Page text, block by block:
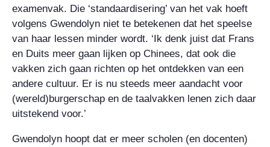
examenvak. Die ‘standaardisering’ van het vak hoeft
volgens Gwendolyn niet te betekenen dat het speelse
van haar lessen minder wordt. ‘Ik denk juist dat Frans
en Duits meer gaan lijken op Chinees, dat ook die
vakken zich gaan richten op het ontdekken van een
andere cultuur. Er is nu steeds meer aandacht voor
(wereld)burgerschap en de taalvakken lenen zich daar
uitstekend voor.’
Gwendolyn hoopt dat er meer scholen (en docenten)